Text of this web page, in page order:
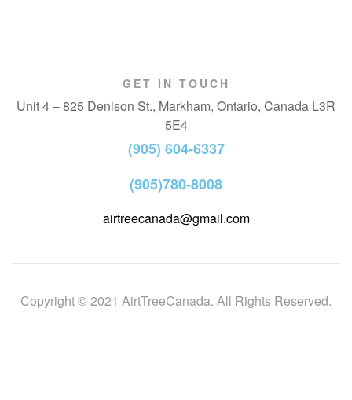
GET IN TOUCH
Unit 4 – 825 Denison St., Markham, Ontario, Canada L3R
5E4
(905) 604-6337
(905)780-8008
airtreecanada@gmail.com
Copyright © 2021 AirtTreeCanada. All Rights Reserved.